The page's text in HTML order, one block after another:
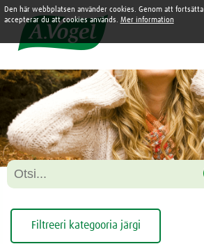

Filtreeri kategooria järgi
Den här webbplatsen använder cookies. Genom att fortsätta
accepterar du att cookies används. Mer information